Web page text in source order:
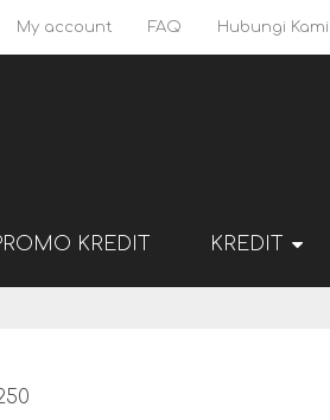
My account FAQ Hubungi Kami
KREDIT KREDIT